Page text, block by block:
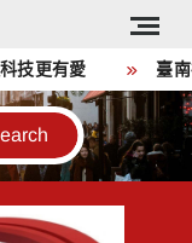
技更有愛 臺南社